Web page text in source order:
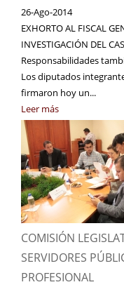
26-Ago-2014
EXHORTO AL FISCAL
INVESTIGACIÓN DEL
Responsabilidades
Los diputados
firmaron hoy un...
Leer más
COMISIÓN
SERVIDORES
PROFESIONAL